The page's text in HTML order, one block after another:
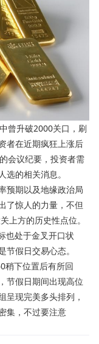
曾升破2000关口，刷
者在近期疯狂上涨后
会议纪要，投资者需
的相关消息。
期以及地缘政治局
了惊人的力量，不但
上方的历史性点位。
也处于金叉开口状
假日交易心态。
下位置后有所回
节假日期间出现高位
呈现完美多头排列，
集，不过要注意